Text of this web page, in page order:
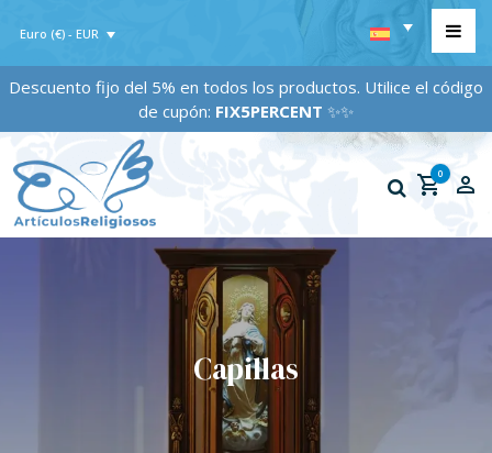
Euro (€) - EUR
Descuento fijo del 5% en todos los productos. Utilice el código
de cupón:FIX5PERCENT✨✨
0
Capillas